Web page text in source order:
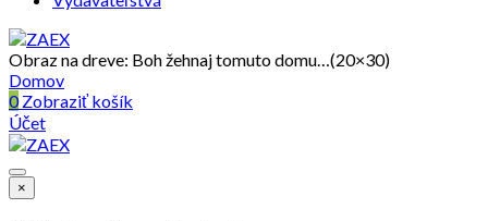
Obraz na dreve: Boh žehnaj tomuto domu…(20×30)
Domov
0Zobraziť košík
Účet
×